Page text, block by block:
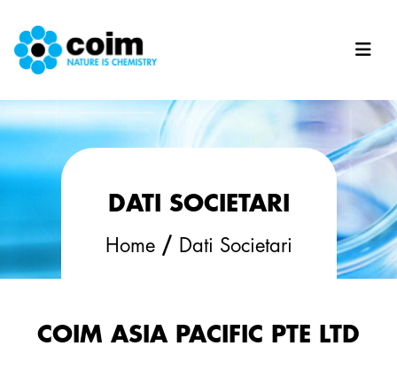
Salta al contenuto principale
DATI SOCIETARI
Home/ Dati Societari
COIM ASIA PACIFIC PTE LTD